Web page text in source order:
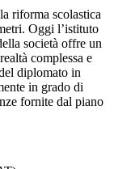
riforma scolastica
Oggi l’istituto
società offre un
complessa e
diplomato in
in grado di
fornite dal piano